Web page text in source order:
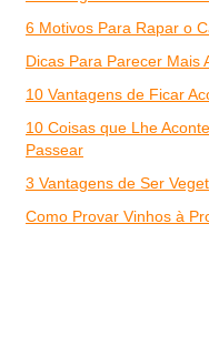
6 Motivos Para Rapar o
Dicas Para Parecer Mais
10 Vantagens de Ficar
10 Coisas que Lhe
Passear
3 Vantagens de Ser
Como Provar Vinhos à